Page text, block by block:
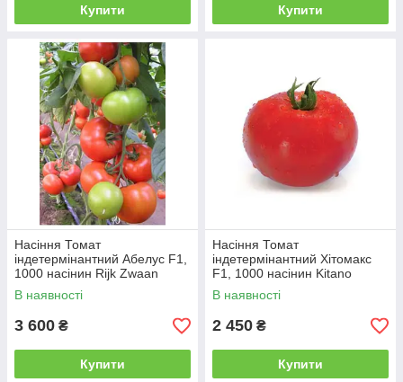
Купити Купити
Насіння Томат
індетермінантний Абелус F1,
1000 насінин Rijk Zwaan
В наявності
3 600 ₴
Купити
Насіння Томат
індетермінантний Хітомакс
F1, 1000 насінин Kitano
Seeds
В наявності
2 450 ₴
Купити